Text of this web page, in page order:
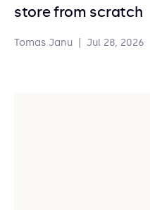
store from scratch
Tomas Janu Jul 28, 2026